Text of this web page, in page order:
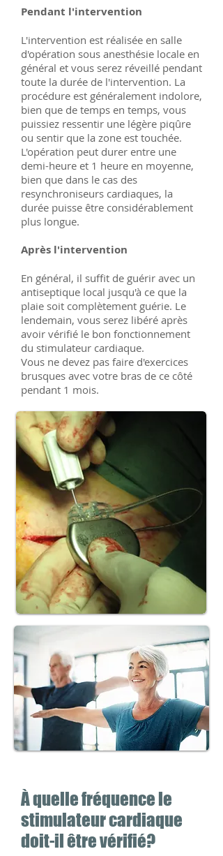
Pendant l'intervention
L'intervention est réalisée en salle
d'opération sous anesthésie locale en
général et vous serez réveillé pendant
toute la durée de l'intervention. La
procédure est généralement indolore,
bien que de temps en temps, vous
puissiez ressentir une légère piqûre
ou sentir que la zone est touchée.
L'opération peut durer entre une
demi-heure et 1 heure en moyenne,
bien que dans le cas des
resynchroniseurs cardiaques, la
durée puisse être considérablement
plus longue.
Après l'intervention
En général, il suffit de guérir avec un
antiseptique local jusqu'à ce que la
plaie soit complètement guérie. Le
lendemain, vous serez libéré après
avoir vérifié le bon fonctionnement
du stimulateur cardiaque.
Vous ne devez pas faire d'exercices
brusques avec votre bras de ce côté
pendant 1 mois.
À quelle fréquence le
stimulateur cardiaque
doit-il être vérifié?